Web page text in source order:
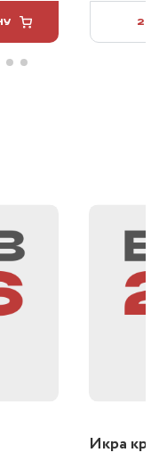
2
Икра